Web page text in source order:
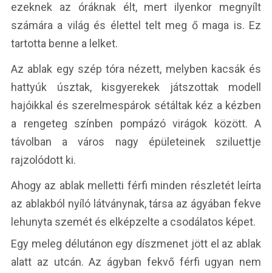
ezeknek az óráknak élt, mert ilyenkor megnyílt
számára a világ és élettel telt meg ő maga is. Ez
tartotta benne a lelket.
Az ablak egy szép tóra nézett, melyben kacsák és
hattyúk úsztak, kisgyerekek játszottak modell
hajóikkal és szerelmespárok sétáltak kéz a kézben
a rengeteg színben pompázó virágok között. A
távolban a város nagy épületeinek sziluettje
rajzolódott ki.
Ahogy az ablak melletti férfi minden részletét leírta
az ablakból nyíló látványnak, társa az ágyában fekve
lehunyta szemét és elképzelte a csodálatos képet.
Egy meleg délutánon egy díszmenet jött el az ablak
alatt az utcán. Az ágyban fekvő férfi ugyan nem